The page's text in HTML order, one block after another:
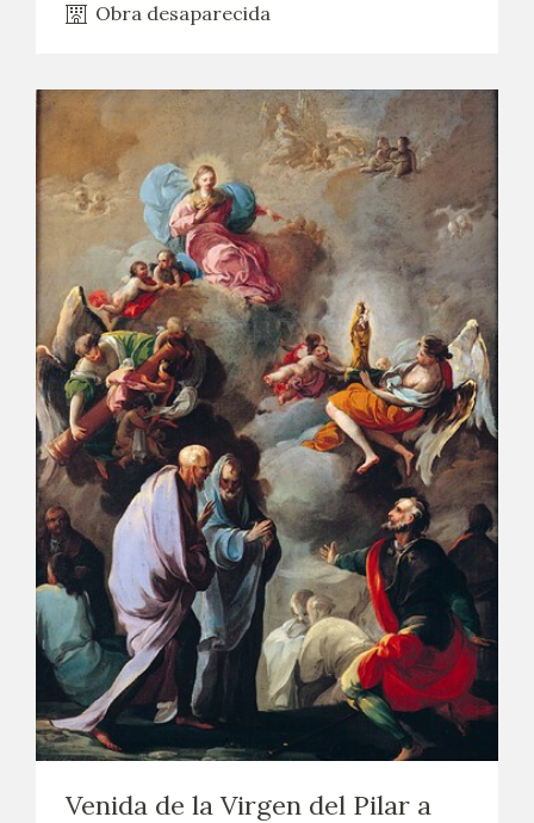
CEDEA
FICHAS ARASAAC
Obra desaparecida
Venida de la Virgen del Pilar a